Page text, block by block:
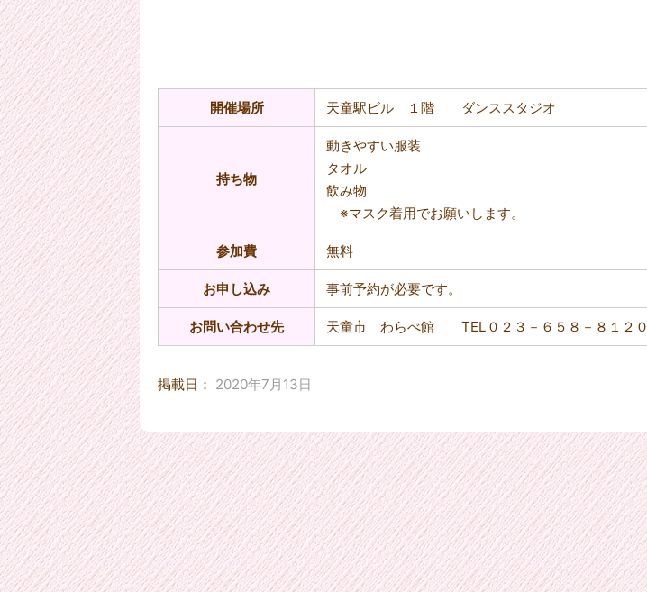
開催場所 天童駅ビル １階 ダンススタジオ
持ち物
動きやすい服装
タオル
飲み物
※マスク着用でお願いします。
参加費 無料
お申し込み 事前予約が必要です。
お問い合わせ先 天童市 わらべ館 TEL０２３－６５８－８１２０
掲載日： 2020年7月13日